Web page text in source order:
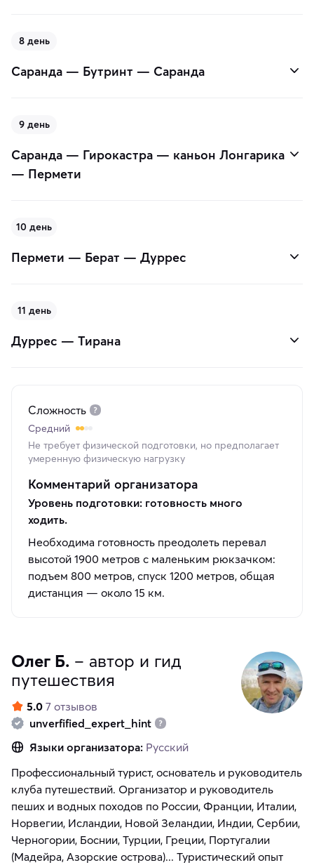
8 день
Саранда — Бутринт — Саранда
9 день
Саранда — Гирокастра — каньон Лонгарика
— Пермети
10 день
Пермети — Берат — Дуррес
11 день
Дуррес — Тирана
Сложность
Средний
Не требует физической подготовки, но предполагает
умеренную физическую нагрузку
Комментарий организатора
Уровень подготовки: готовность много
ходить.
Необходима готовность преодолеть перевал
высотой 1900 метров с маленьким рюкзачком:
подъем 800 метров, спуск 1200 метров, общая
дистанция — около 15 км.
Олег Б. – автор и гид
путешествия
5.0 7 отзывов
unverfified_expert_hint
Языки организатора: Русский
Профессиональный турист, основатель и руководитель
клуба путешествий. Организатор и руководитель
пеших и водных походов по России, Франции, Италии,
Норвегии, Исландии, Новой Зеландии, Индии, Сербии,
Черногории, Боснии, Турции, Греции, Португалии
(Мадейра, Азорские острова)... Туристический опыт